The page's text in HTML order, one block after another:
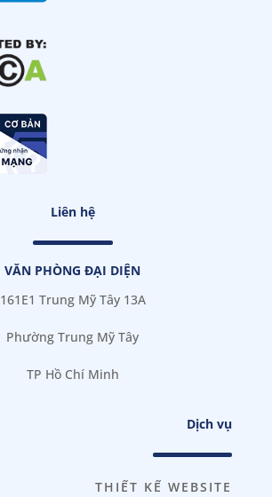
Liên hệ
VĂN PHÒNG ĐẠI DIỆN
161E1 Trung Mỹ Tây 13A
Phường Trung Mỹ Tây
TP Hồ Chí Minh
Dịch vụ
THIẾT KẾ WEBSITE